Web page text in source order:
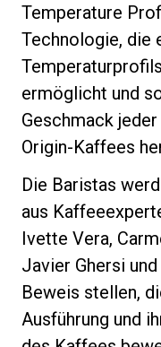
Temperature
Technologie, die
ermöglicht und
Geschmack
Origin-Kaffees
Die Baristas
aus
Ivette Vera,
Javier Ghersi
Beweis stellen,
Ausführung und
Datenschutzerklärung